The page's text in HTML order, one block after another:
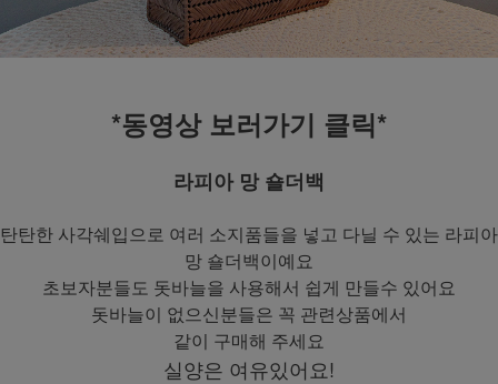
*동영상 보러가기 클릭*
라피아 망 숄더백
탄탄한 사각쉐입으로 여러 소지품들을 넣고 다닐 수 있는 라피아
망 숄더백이예요
초보자분들도 돗바늘을 사용해서 쉽게 만들수 있어요
돗바늘이 없으신분들은 꼭 관련상품에서
같이 구매해 주세요
실양은 여유있어요!